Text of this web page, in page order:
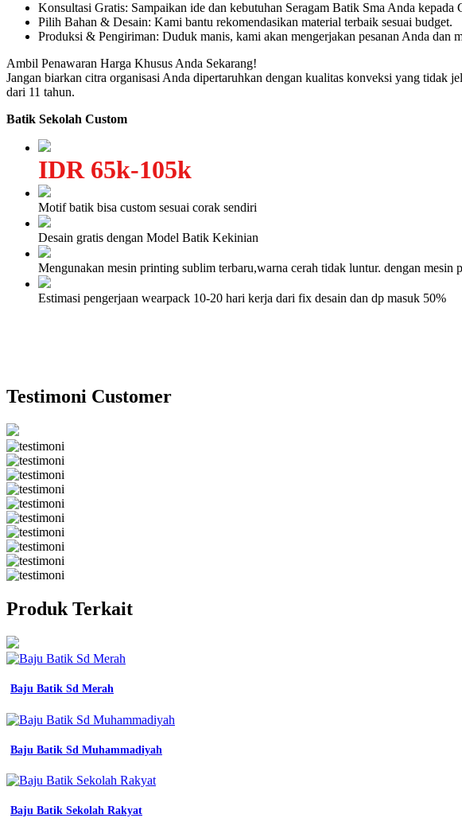
Konsultasi Gratis: Sampaikan ide dan kebutuhan Seragam Batik Sma Anda kepada
Pilih Bahan & Desain: Kami bantu rekomendasikan material terbaik sesuai budget.
Produksi & Pengiriman: Duduk manis, kami akan mengerjakan pesanan Anda dan
Ambil Penawaran Harga Khusus Anda Sekarang!
Jangan biarkan citra organisasi Anda dipertaruhkan dengan kualitas konveksi yang tidak
dari 11 tahun.
Batik Sekolah Custom
IDR 65k-105k
Motif batik bisa custom sesuai corak sendiri
Desain gratis dengan Model Batik Kekinian
Mengunakan mesin printing sublim terbaru,warna cerah tidak luntur. dengan mesin
Estimasi pengerjaan wearpack 10-20 hari kerja dari fix desain dan dp masuk 50%
Testimoni Customer
Produk Terkait
Baju Batik Sd Merah
Baju Batik Sd Muhammadiyah
Baju Batik Sekolah Rakyat